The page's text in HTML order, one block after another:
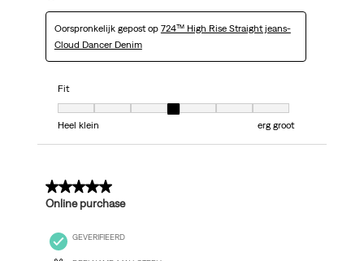
Oorspronkelijk gepost op 724™ High Rise Straight jeans-
Cloud Dancer Denim
Fit
Fit, 4 van 7, waarbij 1 gelijk is aan Heel klein en 7 gelijk is aan erg groot
Heel klein
erg groot
5 van 5 sterren.
Online purchase
GEVERIFIEERD